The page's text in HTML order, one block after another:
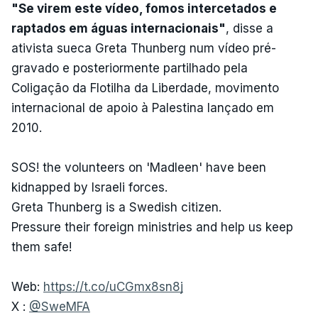
"Se virem este vídeo, fomos intercetados e
raptados em águas internacionais", disse a
ativista sueca Greta Thunberg num vídeo pré-
gravado e posteriormente partilhado pela
Coligação da Flotilha da Liberdade, movimento
internacional de apoio à Palestina lançado em
2010.
SOS! the volunteers on 'Madleen' have been
kidnapped by Israeli forces.
Greta Thunberg is a Swedish citizen.
Pressure their foreign ministries and help us keep
them safe!
Web: https://t.co/uCGmx8sn8j
X : @SweMFA